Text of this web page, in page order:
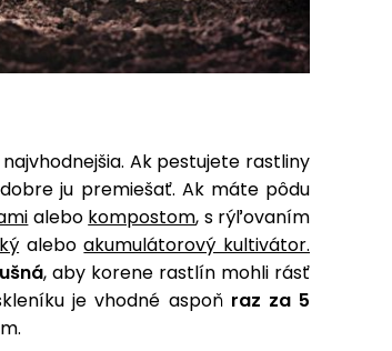
Ak pestujete rastliny
ju premiešať. Ak máte pôdu
alebo kompostom, s rýľovaním
aleboakumulátorový kultivátor.
, aby korene rastlín mohli rásť
je vhodné aspoň raz za 5